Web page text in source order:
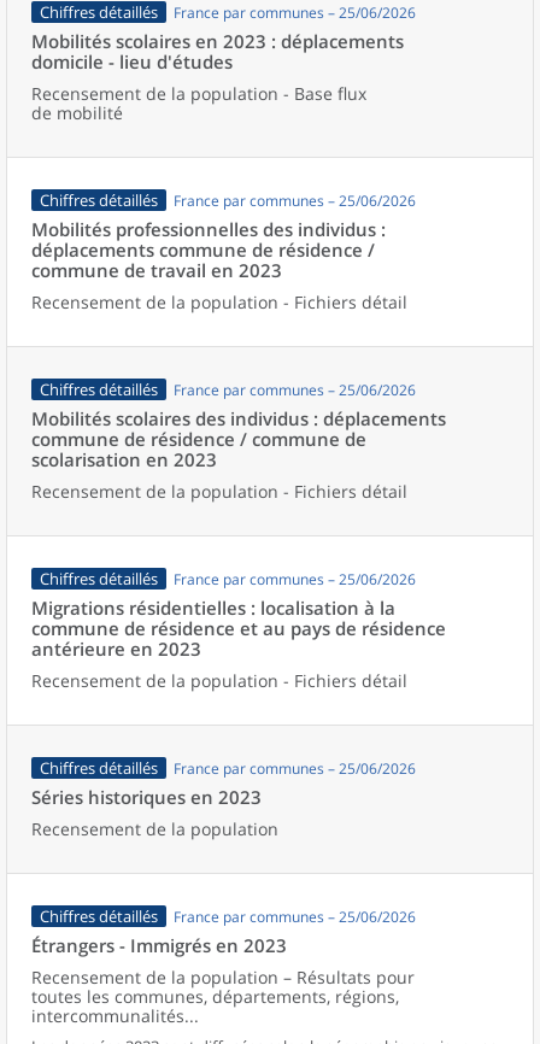
Chiffres détaillés France par communes – 25/06/2026
Mobilités scolaires en 2023 : déplacements
domicile - lieu d'études
Recensement de la population - Base flux
de mobilité
Chiffres détaillés France par communes – 25/06/2026
Mobilités professionnelles des individus :
déplacements commune de résidence /
commune de travail en 2023
Recensement de la population - Fichiers détail
Chiffres détaillés France par communes – 25/06/2026
Mobilités scolaires des individus : déplacements
commune de résidence / commune de
scolarisation en 2023
Recensement de la population - Fichiers détail
Chiffres détaillés France par communes – 25/06/2026
Migrations résidentielles : localisation à la
commune de résidence et au pays de résidence
antérieure en 2023
Recensement de la population - Fichiers détail
Chiffres détaillés France par communes – 25/06/2026
Séries historiques en 2023
Recensement de la population
Chiffres détaillés France par communes – 25/06/2026
Étrangers - Immigrés en 2023
Recensement de la population – Résultats pour
toutes les communes, départements, régions,
intercommunalités...